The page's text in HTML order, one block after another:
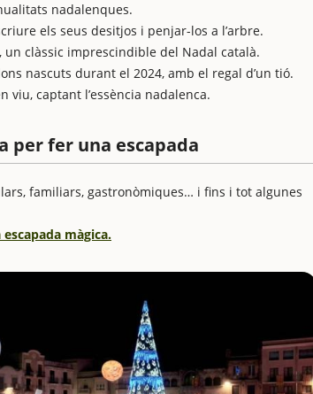
nadalenques.
els seus desitjos i penjar-los a l’arbre.
clàssic imprescindible del Nadal català.
nascuts durant el 2024, amb el regal d’un tió.
viu, captant l’essència nadalenca.
per fer una escapada
familiars, gastronòmiques… i fins i tot algunes
màgica.